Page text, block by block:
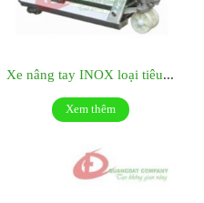
Xe nâng tay INOX loại tiêu chuẩn hiệu Noblefift Model: SPT25S- Càng hẹp
Xem thêm